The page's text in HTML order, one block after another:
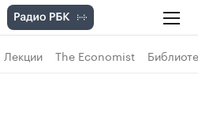
Лекции The Economist